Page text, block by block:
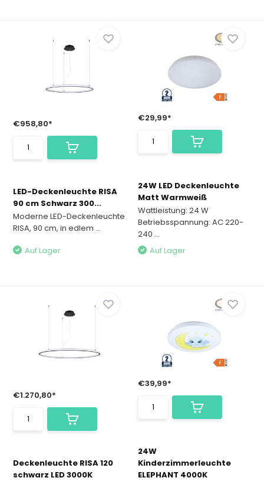
€958,80*
LED-Deckenleuchte RISA
90 cm Schwarz 300...
Moderne LED-Deckenleuchte
RISA, 90 cm, in edlem ...
Auf Lager
€29,99*
24W LED Deckenleuchte
Matt Warmweiß
Wattleistung: 24 W
Betriebsspannung: AC 220-
240 ...
Auf Lager
€1.270,80*
Deckenleuchte RISA 120
schwarz LED 3000K
€39,99*
24W
Kinderzimmerleuchte
ELEPHANT 4000K